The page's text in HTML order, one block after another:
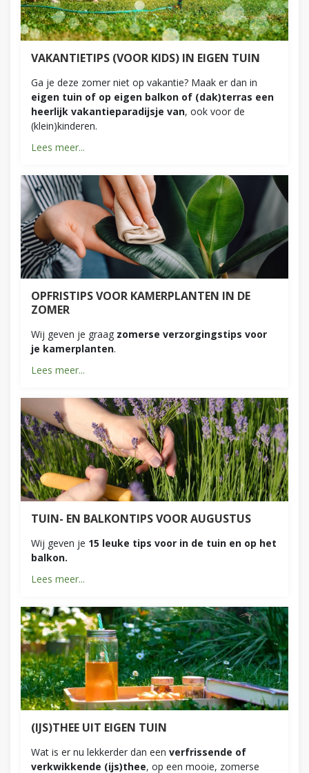
VAKANTIETIPS (VOOR KIDS) IN EIGEN TUIN
Ga je deze zomer niet op vakantie? Maak er dan in
eigen tuin of op eigen balkon of (dak)terras een
heerlijk vakantieparadijsje van, ook voor de
(klein)kinderen.
Lees meer...
OPFRISTIPS VOOR KAMERPLANTEN IN DE
ZOMER
Wij geven je graag zomerse verzorgingstips voor
je kamerplanten.
Lees meer...
TUIN- EN BALKONTIPS VOOR AUGUSTUS
Wij geven je 15 leuke tips voor in de tuin en op het
balkon.
Lees meer...
(IJS)THEE UIT EIGEN TUIN
Wat is er nu lekkerder dan een verfrissende of
verkwikkende (ijs)thee, op een mooie, zomerse